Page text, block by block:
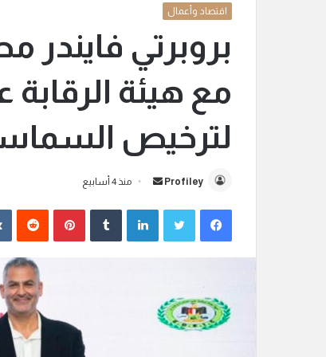
اقتصاد وأعمال
بروبرتي فايندر
مع هيئة الرقابة
لترخيص
Profiley
س
ل
منذ 4 أسابيع
فيسبوك لينكدإن بينتيريست